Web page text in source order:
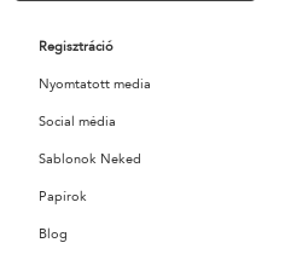
Regisztráció
Nyomtatott media
Social média
Sablonok Neked
Papírok
Blog